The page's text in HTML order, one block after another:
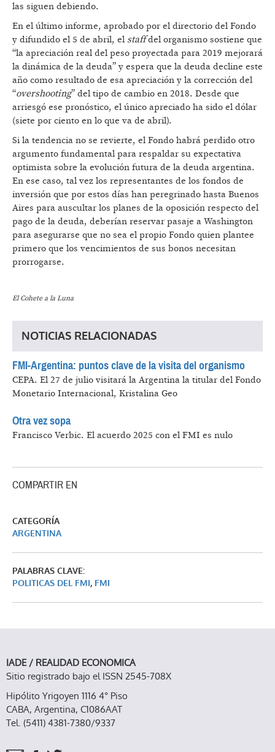
las siguen debiendo.
En el último informe, aprobado por el directorio del Fondo
y difundido el 5 de abril, el staffdel organismo sostiene que
“la apreciación real del peso proyectada para 2019 mejorará
la dinámica de la deuda” y espera que la deuda decline este
año como resultado de esa apreciación y la corrección del
“overshooting” del tipo de cambio en 2018. Desde que
arriesgó ese pronóstico, el único apreciado ha sido el dólar
(siete por ciento en lo que va de abril).
Si la tendencia no se revierte, el Fondo habrá perdido otro
argumento fundamental para respaldar su expectativa
optimista sobre la evolución futura de la deuda argentina.
En ese caso, tal vez los representantes de los fondos de
inversión que por estos días han peregrinado hasta Buenos
Aires para auscultar los planes de la oposición respecto del
pago de la deuda, deberían reservar pasaje a Washington
para asegurarse que no sea el propio Fondo quien plantee
primero que los vencimientos de sus bonos necesitan
prorrogarse.
El Cohete a la Luna
NOTICIAS RELACIONADAS
FMI-Argentina: puntos clave de la visita del organismo
CEPA. El 27 de julio visitará la Argentina la titular del Fondo
Monetario Internacional, Kristalina Geo
Otra vez sopa
Francisco Verbic. El acuerdo 2025 con el FMI es nulo
COMPARTIR EN
CATEGORÍA
ARGENTINA
PALABRAS CLAVE:
POLITICAS DEL FMI, FMI
IADE / REALIDAD ECONOMICA
Sitio registrado bajo el ISSN 2545-708X
Hipólito Yrigoyen 1116 4° Piso
CABA, Argentina, C1086AAT
Tel. (5411) 4381-7380/9337